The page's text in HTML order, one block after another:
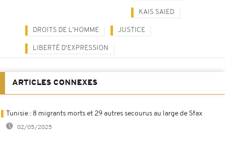
KAIS SAIED
DROITS DE L'HOMME JUSTICE
LIBERTÉ D'EXPRESSION
ARTICLES CONNEXES
Tunisie : 8 migrants morts et 29 autres secourus au large de Sfax
02/05/2025